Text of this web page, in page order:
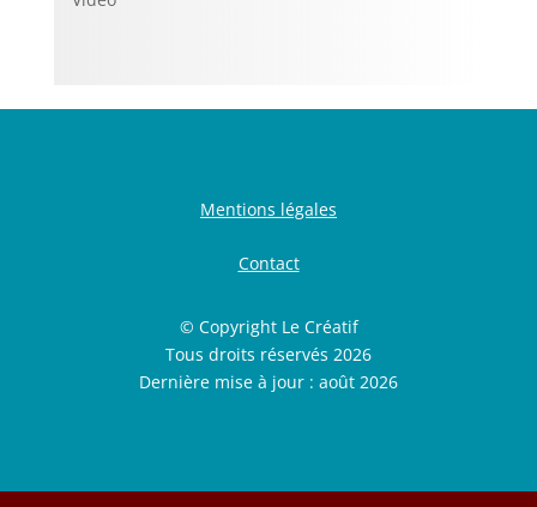
Mentions légales
Contact
© Copyright Le Créatif
Tous droits réservés 2026
Dernière mise à jour : août 2026